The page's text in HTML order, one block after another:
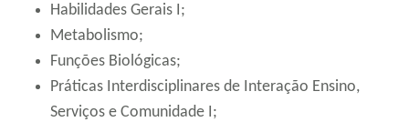
Habilidades Gerais I;
Metabolismo;
Funções Biológicas;
Práticas Interdisciplinares de Interação Ensino,
Serviços e Comunidade I;